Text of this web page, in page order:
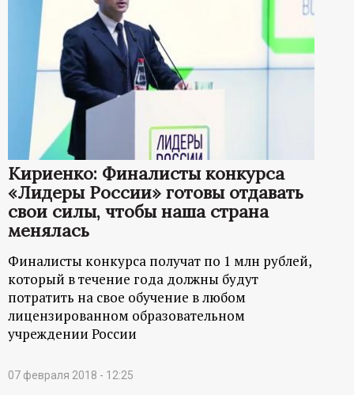
о
р
т
а
л
Кириенко: Финалисты конкурса
«Лидеры России» готовы отдавать
свои силы, чтобы наша страна
менялась
Финалисты конкурса получат по 1 млн рублей,
который в течение года должны будут
потратить на свое обучение в любом
лицензированном образовательном
учреждении России
07 февраля 2018 - 12:25